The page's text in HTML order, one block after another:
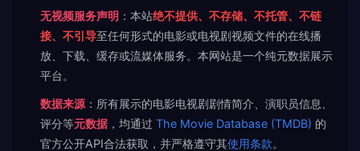
无视频服务声明 ：本站绝不提供、不存储、不托管、不链
接、不引导至任何形式的电影或电视剧视频文件的在线播
放、下载、缓存或流媒体服务。本网站是一个纯元数据展示
平台。
数据来源 ：所有展示的电影电视剧剧情简介、演职员信息、
评分等元数据，均通过 The Movie Database (TMDB) 的
官方公开API合法获取，并严格遵守其使用条款。